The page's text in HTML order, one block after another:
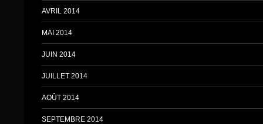
AVRIL 2014
MAI 2014
JUIN 2014
JUILLET 2014
AOÛT 2014
SEPTEMBRE 2014